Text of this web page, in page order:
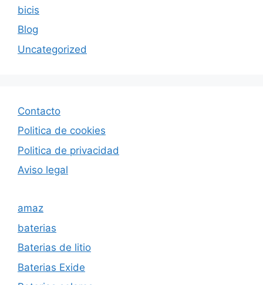
bicis
Blog
Uncategorized
Contacto
Politica de cookies
Politica de privacidad
Aviso legal
amaz
baterias
Baterias de litio
Baterias Exide